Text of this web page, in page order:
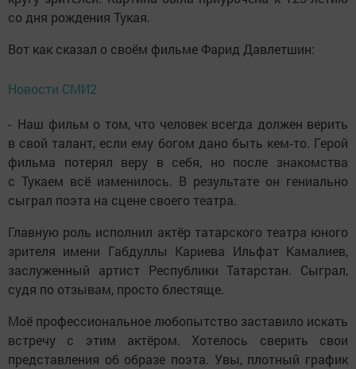
со дня рождения Тукая.
Вот как сказал о своём фильме Фарид Давлетшин:
Новости СМИ2
- Наш фильм о том, что человек всегда должен верить
в свой талант, если ему богом дано быть кем‑то. Герой
фильма потерял веру в себя, но после знакомства
с Тукаем всё изменилось. В результате он гениально
сыграл поэта на сцене своего театра.
Главную роль исполнил актёр татарского театра юного
зрителя имени Габдуллы Кариева Ильфат Камалиев,
заслуженный артист Республики Татарстан. Сыграл,
судя по отзывам, просто блестяще.
Моё профессиональное любопытство заставило искать
встречу с этим актёром. Хотелось сверить свои
представления об образе поэта. Увы, плотный график